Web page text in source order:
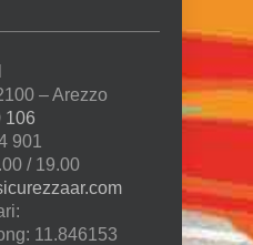
– Arezzo
106
901
/ 19.00
11.846153